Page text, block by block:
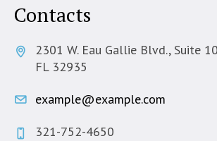
Contacts
2301 W. Eau Gallie Blvd., Suite
FL 32935
example@example.com
321-752-4650